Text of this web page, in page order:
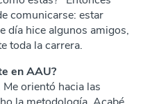
comunicarse: estar
día hice algunos amigos,
toda la carrera.
en AAU?
orientó hacia las